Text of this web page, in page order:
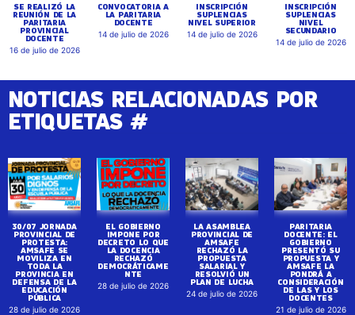
SE REALIZÓ LA
REUNIÓN DE LA
PARITARIA
PROVINCIAL
DOCENTE
16 de julio de 2026
CONVOCATORIA A
LA PARITARIA
DOCENTE
14 de julio de 2026
INSCRIPCIÓN
SUPLENCIAS
NIVEL SUPERIOR
14 de julio de 2026
INSCRIPCIÓN
SUPLENCIAS
NIVEL
SECUNDARIO
14 de julio de 2026
NOTICIAS RELACIONADAS POR
ETIQUETAS #
30/07 JORNADA
PROVINCIAL DE
PROTESTA:
AMSAFE SE
MOVILIZA EN
TODA LA
PROVINCIA EN
DEFENSA DE LA
EDUCACIÓN
PÚBLICA
28 de julio de 2026
EL GOBIERNO
IMPONE POR
DECRETO LO QUE
LA DOCENCIA
RECHAZÓ
DEMOCRÁTICAME
NTE
28 de julio de 2026
LA ASAMBLEA
PROVINCIAL DE
AMSAFE
RECHAZÓ LA
PROPUESTA
SALARIAL Y
RESOLVIÓ UN
PLAN DE LUCHA
24 de julio de 2026
PARITARIA
DOCENTE: EL
GOBIERNO
PRESENTÓ SU
PROPUESTA Y
AMSAFE LA
PONDRÁ A
CONSIDERACIÓN
DE LAS Y LOS
DOCENTES
21 de julio de 2026